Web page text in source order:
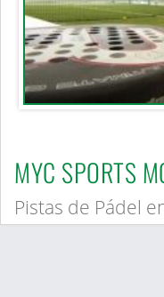
MYC SPORTS
Pistas de Pádel